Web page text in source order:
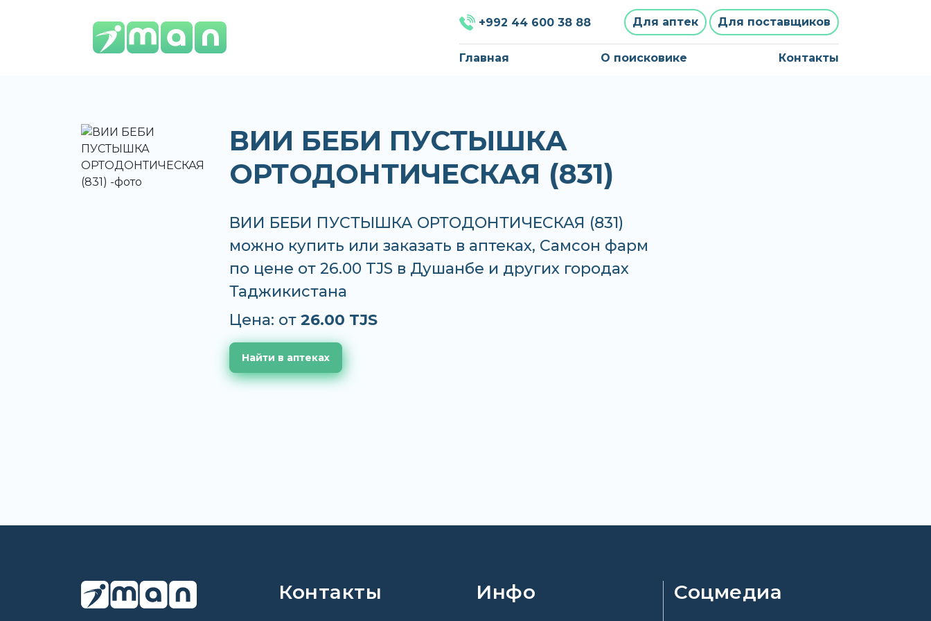
+992 44 600 38 88 Для аптек Для поставщиков
Главная О поисковике Контакты
ВИИ БЕБИ ПУСТЫШКА
ОРТОДОНТИЧЕСКАЯ (831)
ВИИ БЕБИ ПУСТЫШКА ОРТОДОНТИЧЕСКАЯ (831)
можно купить или заказать в аптеках, Самсон фарм
по цене от 26.00 TJS в Душанбе и других городах
Таджикистана
Цена: от 26.00 TJS
Найти в аптеках
Контакты Инфо Соцмедиа